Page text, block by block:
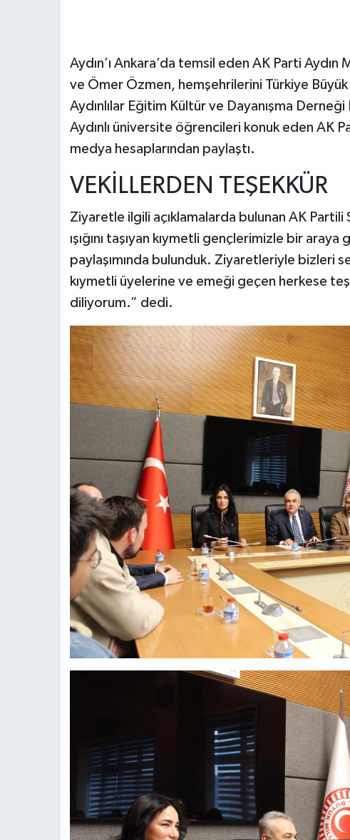
Aydın’ı Ankara’da temsil eden AK Parti
ve Ömer Özmen, hemşehrilerini Türkiye
Aydınlılar Eğitim Kültür ve Dayanışma
Aydınlı üniversite öğrencileri konuk eden AK
medya hesaplarından paylaştı.
VEKİLLERDEN TEŞEKKÜR
Ziyaretle ilgili açıklamalarda bulunan AK
ışığını taşıyan kıymetli gençlerimizle bir
paylaşımında bulunduk. Ziyaretleriyle bizleri
kıymetli üyelerine ve emeği geçen herkese
diliyorum.” dedi.